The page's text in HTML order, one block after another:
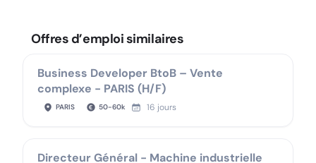
Offres d’emploi similaires
Business Developer BtoB – Vente
complexe - PARIS (H/F)
PARIS 50-60k 16 jours
Directeur Général - Machine industrielle